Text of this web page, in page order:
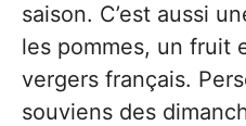
saison. C’est aussi
les pommes, un fruit
vergers français.
souviens des